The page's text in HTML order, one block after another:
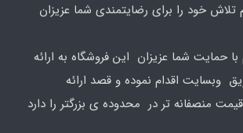
تلاش خود را برای رضایتمندی شما عزیزان
حمایت شما عزیزان این فروشگاه به ارائه
وبسایت اقدام نموده و قصد ارائه
منصفانه تر در محدوده ی بزرگتر را دارد